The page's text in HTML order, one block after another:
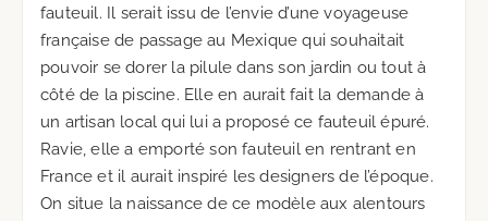
fauteuil. Il serait issu de l’envie d’une voyageuse
française de passage au Mexique qui souhaitait
pouvoir se dorer la pilule dans son jardin ou tout à
côté de la piscine. Elle en aurait fait la demande à
un artisan local qui lui a proposé ce fauteuil épuré.
Ravie, elle a emporté son fauteuil en rentrant en
France et il aurait inspiré les designers de l’époque.
On situe la naissance de ce modèle aux alentours